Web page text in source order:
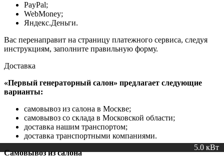
PayPal;
WebMoney;
Яндекс.Деньги.
Вас перенаправит на страницу платежного сервиса, следуя
инструкциям, заполните правильную форму.
Доставка
«Первый генераторный салон» предлагает следующие
варианты:
самовывоз из салона в Москве;
самовывоз со склада в Московской области;
доставка нашим транспортом;
доставка транспортными компаниями.
Самовывоз из салона
5 кВт
5.0 кВт